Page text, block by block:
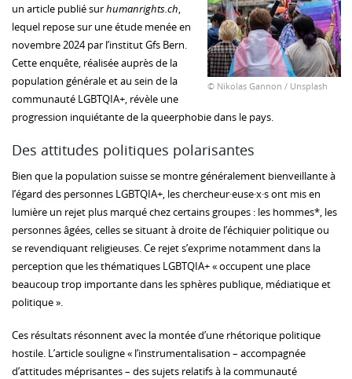
© Nikolas Gannon / Unsplash
un article publié surhumanrights.ch,
lequel repose sur une étude menée en
novembre 2024 par l’institut Gfs Bern.
Cette enquête, réalisée auprès de la
population générale et au sein de la
communauté LGBTQIA+, révèle une
progression inquiétante de la queerphobie dans le pays.
Des attitudes politiques polarisantes
Bien que la population suisse se montre généralement bienveillante à
l’égard des personnes LGBTQIA+, les chercheur·euse·x·s ont mis en
lumière un rejet plus marqué chez certains groupes : les hommes*, les
personnes âgées, celles se situant à droite de l’échiquier politique ou
se revendiquant religieuses. Ce rejet s’exprime notamment dans la
perception que les thématiques LGBTQIA+ « occupent une place
beaucoup trop importante dans les sphères publique, médiatique et
politique ».
Ces résultats résonnent avec la montée d’une rhétorique politique
hostile. L’article souligne « l’instrumentalisation – accompagnée
d’attitudes méprisantes – des sujets relatifs à la communauté